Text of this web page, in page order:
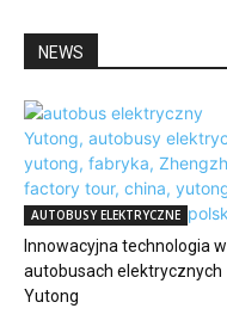
NEWS
NEWS
AUTOBUSY ELEKTRYCZNE
Innowacyjna technologia w
autobusach elektrycznych
Yutong